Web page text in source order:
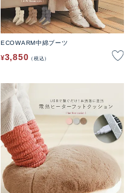
ECOWARM中綿ブーツ
¥3,850 税込